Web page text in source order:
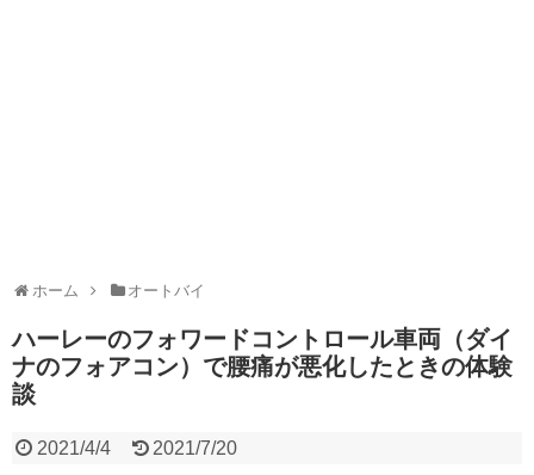
ホーム オートバイ
ハーレーのフォワードコントロール車両（ダイ
ナのフォアコン）で腰痛が悪化したときの体験
談
2021/4/4 2021/7/20